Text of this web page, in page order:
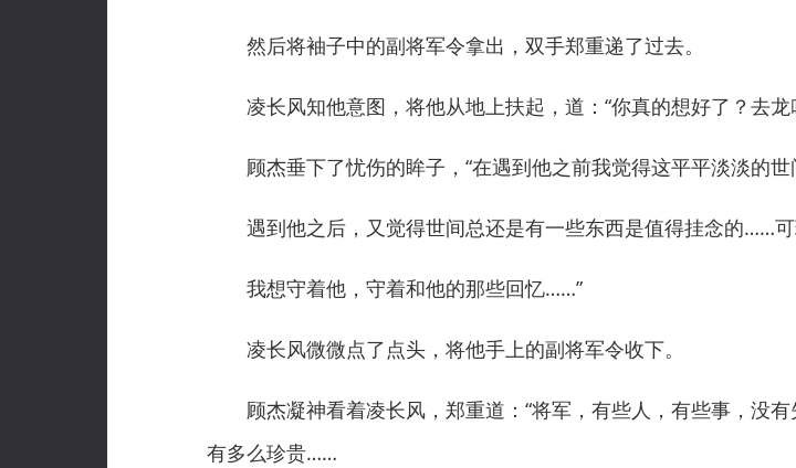
然后将袖子中的副将军令拿出，双手郑重递了过去。
凌长风知他意图，将他从地上扶起，道：“你真的想好了？去
顾杰垂下了忧伤的眸子，“在遇到他之前我觉得这平平淡淡的
遇到他之后，又觉得世间总还是有一些东西是值得挂念的……
我想守着他，守着和他的那些回忆……”
凌长风微微点了点头，将他手上的副将军令收下。
顾杰凝神看着凌长风，郑重道：“将军，有些人，有些事，没有
有多么珍贵……